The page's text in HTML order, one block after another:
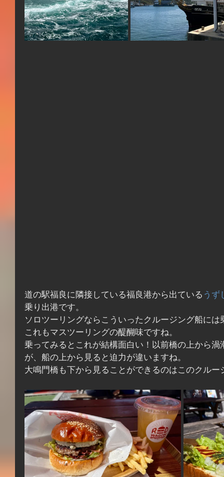
道の駅福良に隣接している福良港から出ている うず
乗り出港です。
ソロツーリングならこういったクルージング船に
これもマスツーリングの醍醐味ですね。
乗ってみるとこれが結構面白い！以前橋の上から
が、船の上から見ると迫力が違いますね。
大鳴門橋も下から見ることができるのはこのクルー